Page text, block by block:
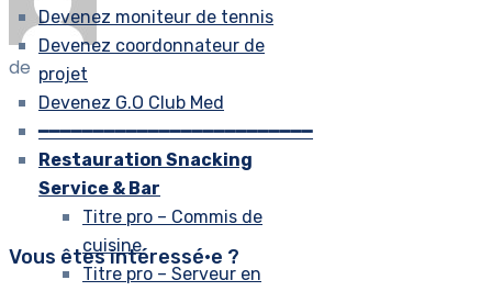
Devenez moniteur de tennis
Devenez coordonnateur de
projet
Devenez G.O Club Med
━━━━━━━━━━━━━━━━━━━━━━━━━
Restauration Snacking
Service & Bar
Titre pro – Commis de
cuisine
Titre pro – Serveur en
de
Vous êtes intéressé•e ?